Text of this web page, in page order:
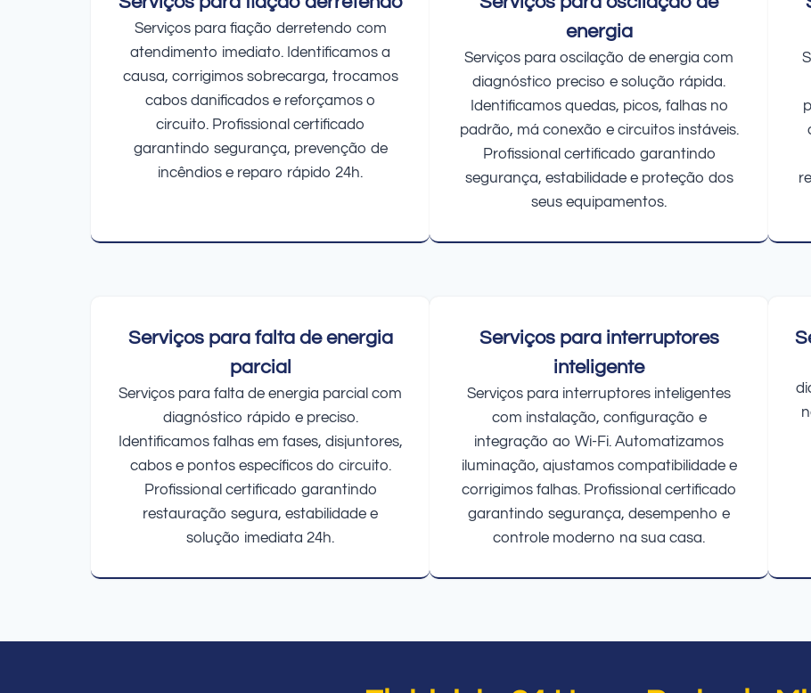
Serviços para fiação derretendo com
atendimento imediato. Identificamos a
causa, corrigimos sobrecarga, trocamos
cabos danificados e reforçamos o
circuito. Profissional certificado
garantindo segurança, prevenção de
incêndios e reparo rápido 24h.
energia
Serviços para oscilação de energia com
diagnóstico preciso e solução rápida.
Identificamos quedas, picos, falhas no
padrão, má conexão e circuitos instáveis.
Profissional certificado garantindo
segurança, estabilidade e proteção dos
seus equipamentos.
Serviços para falta de energia
parcial
Serviços para falta de energia parcial com
diagnóstico rápido e preciso.
Identificamos falhas em fases, disjuntores,
cabos e pontos específicos do circuito.
Profissional certificado garantindo
restauração segura, estabilidade e
solução imediata 24h.
Serviços para interruptores
inteligente
Serviços para interruptores inteligentes
com instalação, configuração e
integração ao Wi-Fi. Automatizamos
iluminação, ajustamos compatibilidade e
corrigimos falhas. Profissional certificado
garantindo segurança, desempenho e
controle moderno na sua casa.